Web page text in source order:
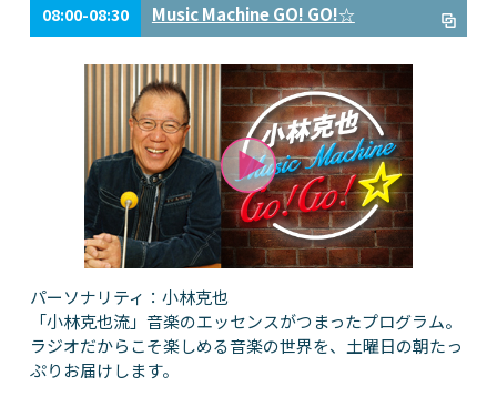
08:00-08:30 Music Machine GO! GO!☆
パーソナリティ：小林克也
「小林克也流」音楽のエッセンスがつまったプログラム。
ラジオだからこそ楽しめる音楽の世界を、土曜日の朝たっ
ぷりお届けします。